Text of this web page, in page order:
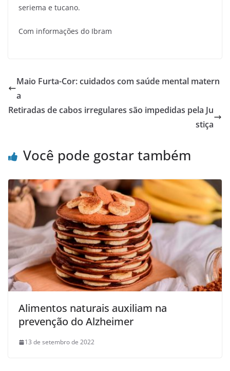
seriema e tucano.
Com informações do Ibram
Maio Furta-Cor: cuidados com saúde mental matern
a
Retiradas de cabos irregulares são impedidas pela Ju
stiça
Você pode gostar também
Alimentos naturais auxiliam na
prevenção do Alzheimer
13 de setembro de 2022